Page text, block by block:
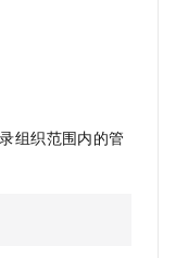
组织范围内的管